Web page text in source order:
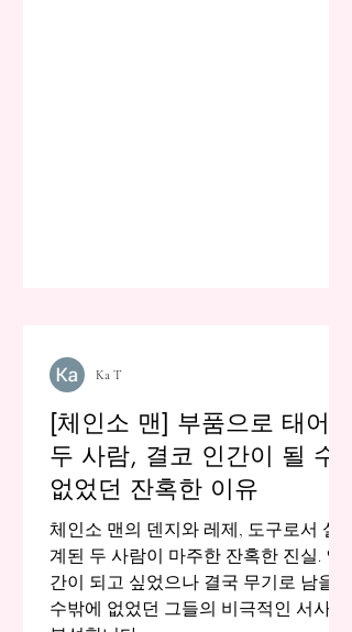
[체인소 맨] 부품으로 태어난
두 사람, 결코 인간이 될 수
없었던 잔혹한 이유
체인소 맨의 덴지와 레제, 도구로서 설
계된 두 사람이 마주한 잔혹한 진실. 인
간이 되고 싶었으나 결국 무기로 남을
수밖에 없었던 그들의 비극적인 서사를
Ka T